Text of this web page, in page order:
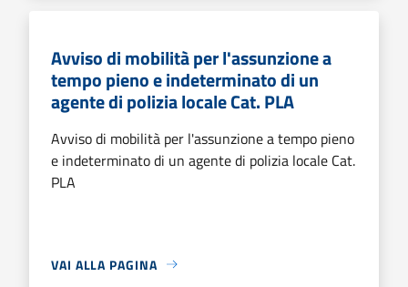
Avviso di mobilità per l'assunzione a
tempo pieno e indeterminato di un
agente di polizia locale Cat. PLA
Avviso di mobilità per l'assunzione a tempo pieno
e indeterminato di un agente di polizia locale Cat.
PLA
VAI ALLA PAGINA